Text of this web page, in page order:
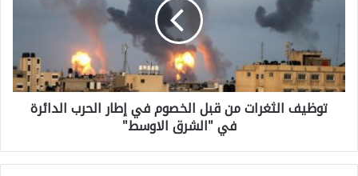
ت
ا
ت
ا
غ
توظيف الثغرات من قبل الخصوم في إطار الحرب الدائرة
في "الشرق الاوسط"